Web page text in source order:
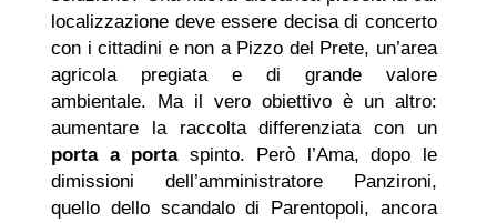
localizzazione deve essere decisa di concerto
con i cittadini e non a Pizzo del Prete, un’area
agricola pregiata e di grande valore
ambientale. Ma il vero obiettivo è un altro:
aumentare la raccolta differenziata con un
porta a portaspinto. Però l’Ama, dopo le
dimissioni dell’amministratore Panzironi,
quello dello scandalo di Parentopoli, ancora